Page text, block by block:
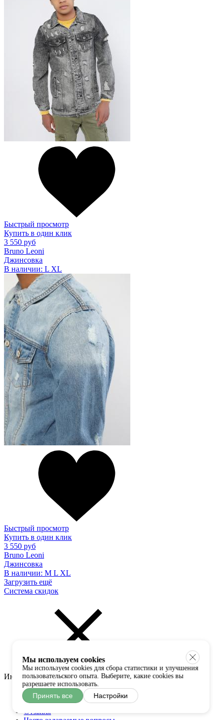
Быстрый просмотр
Купить в один клик
3 550 руб
Bruno Leoni
Джинсовка
В наличии: L XL
Быстрый просмотр
Купить в один клик
3 550 руб
Bruno Leoni
Джинсовка
В наличии: M L XL
Загрузить ещё
Система скидок
Информация
О нас
Статьи
Отзывы
Мы используем cookies
Мы используем cookies для сбора статистики и улучшения
пользовательского опыта. Выберите, какие cookies вы
разрешаете использовать.
Принять все Настройки